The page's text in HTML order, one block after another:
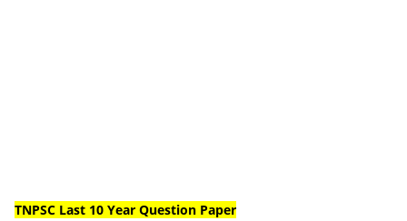
TNPSC Last 10 Year Question Paper